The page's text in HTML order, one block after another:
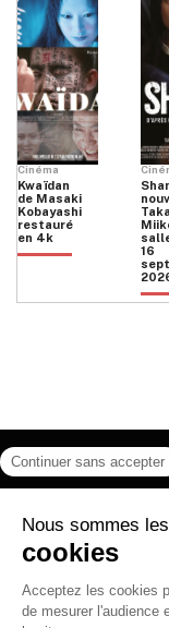
Cinéma
Kwaïdan
de Masaki
Kobayashi
restauré
en 4k
16